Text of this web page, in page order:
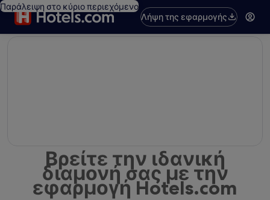
Παράλειψη στο κύριο περιεχόμενο
Λήψη της εφαρμογής
Βρείτε την ιδανική
διαμονή σας με την
εφαρμογή Hotels.com